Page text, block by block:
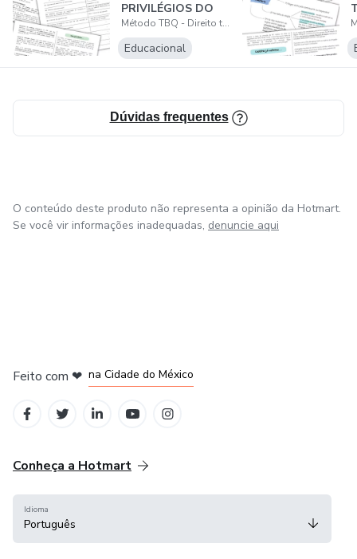
PRIVILÉGIOS DO
CRÉDITO TRIBU...Método TBQ - Direito tributário
Educacional
Dúvidas frequentes
O conteúdo deste produto não representa a opinião da Hotmart.
Se você vir informações inadequadas, denuncie aqui
Feito com ❤ na Cidade do México
Conheça a Hotmart
Idioma
Português